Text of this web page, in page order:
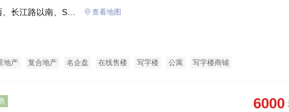
长江路以南、S32
查看地图
地产 复合地产 名企盘 在线售楼 写字楼 公寓 写字楼商铺
6000